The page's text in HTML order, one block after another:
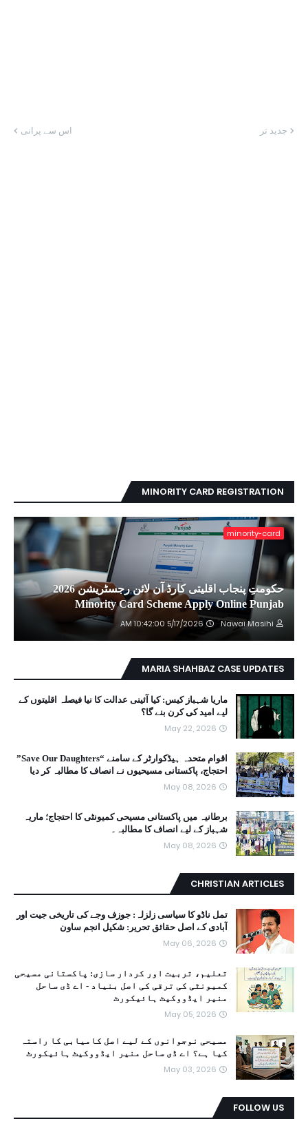
جدید تر اس سے پرانی
MINORITY CARD REGISTRATION
minority-card
حکومتِ پنجاب اقلیتی کارڈ آن لائن رجسٹریشن 2026
Minority Card Scheme Apply Online Punjab
Nawai Masihi
5/17/2026 10:42:00 AM
MARIA SHAHBAZ CASE UPDATES
ماریا شہباز کیس: کیا آئینی عدالت کا نیا فیصلہ اقلیتوں کے
لیے امید کی کرن بنے گا؟
May 22, 2026
اقوام متحدہ ہیڈکوارٹر کے سامنے “Save Our Daughters”
احتجاج، پاکستانی مسیحیوں نے انصاف کا مطالبہ کر دیا
May 08, 2026
برطانیہ میں پاکستانی مسیحی کمیونٹی کا احتجاج؛ ماریہ
شہباز کے لیے انصاف کا مطالبہ۔
May 08, 2026
CHRISTIAN ARTICLES
تمل ناڈو کا سیاسی زلزلہ: جوزف وجے کی تاریخی جیت اور
آبادی کے اصل حقائق تحریر: شکیل انجم ساون
May 06, 2026
تعلیم، تربیت اور کردار سازی: پاکستانی مسیحی
کمیونٹی کی ترقی کی اصل بنیاد - اے ڈی ساحل
منیر ایڈووکیٹ ہائیکورٹ
May 05, 2026
مسیحی نوجوانوں کے لیے اصل کامیابی کا راستہ
کیا ہے؟ اے ڈی ساحل منیر ایڈووکیٹ ہائیکورٹ
May 03, 2026
FOLLOW US